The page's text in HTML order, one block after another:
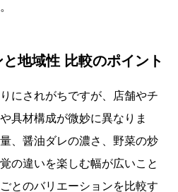
地域性 比較のポイント
にされがちですが、店舗やチ
具材構成が微妙に異なりま
、醤油ダレの濃さ、野菜の炒
の違いを楽しむ幅が広いこと
とのバリエーションを比較す